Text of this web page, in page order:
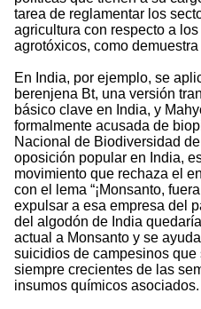
tarea de reglamentar los
agricultura con respecto a
agrotóxicos, como
En India, por ejemplo, se
berenjena Bt, una versión
básico clave en India, y
formalmente acusada de
Nacional de Biodiversidad
oposición popular en India,
movimiento que rechaza el
con el lema “¡Monsanto,
expulsar a esa empresa del
del algodón de India
actual a Monsanto y se
suicidios de campesinos
siempre crecientes de las
insumos químicos asociados.